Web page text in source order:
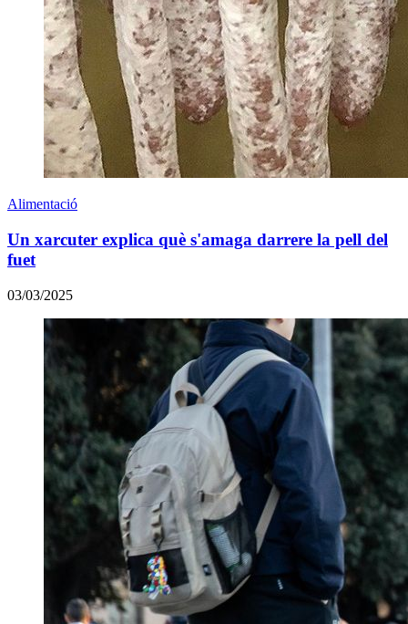
Alimentació
Un xarcuter explica què s'amaga darrere la pell del
fuet
03/03/2025